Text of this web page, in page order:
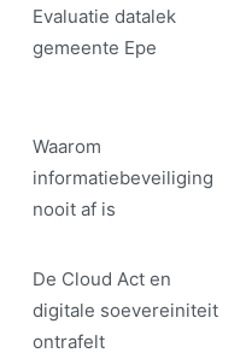
Evaluatie datalek
gemeente Epe
Waarom
informatiebeveiliging
nooit af is
De Cloud Act en
digitale soe­ve­rei­ni­teit
ontrafelt